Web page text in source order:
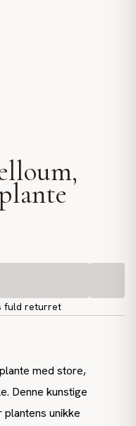
fuld returret
med store,
Denne kunstige
unikke